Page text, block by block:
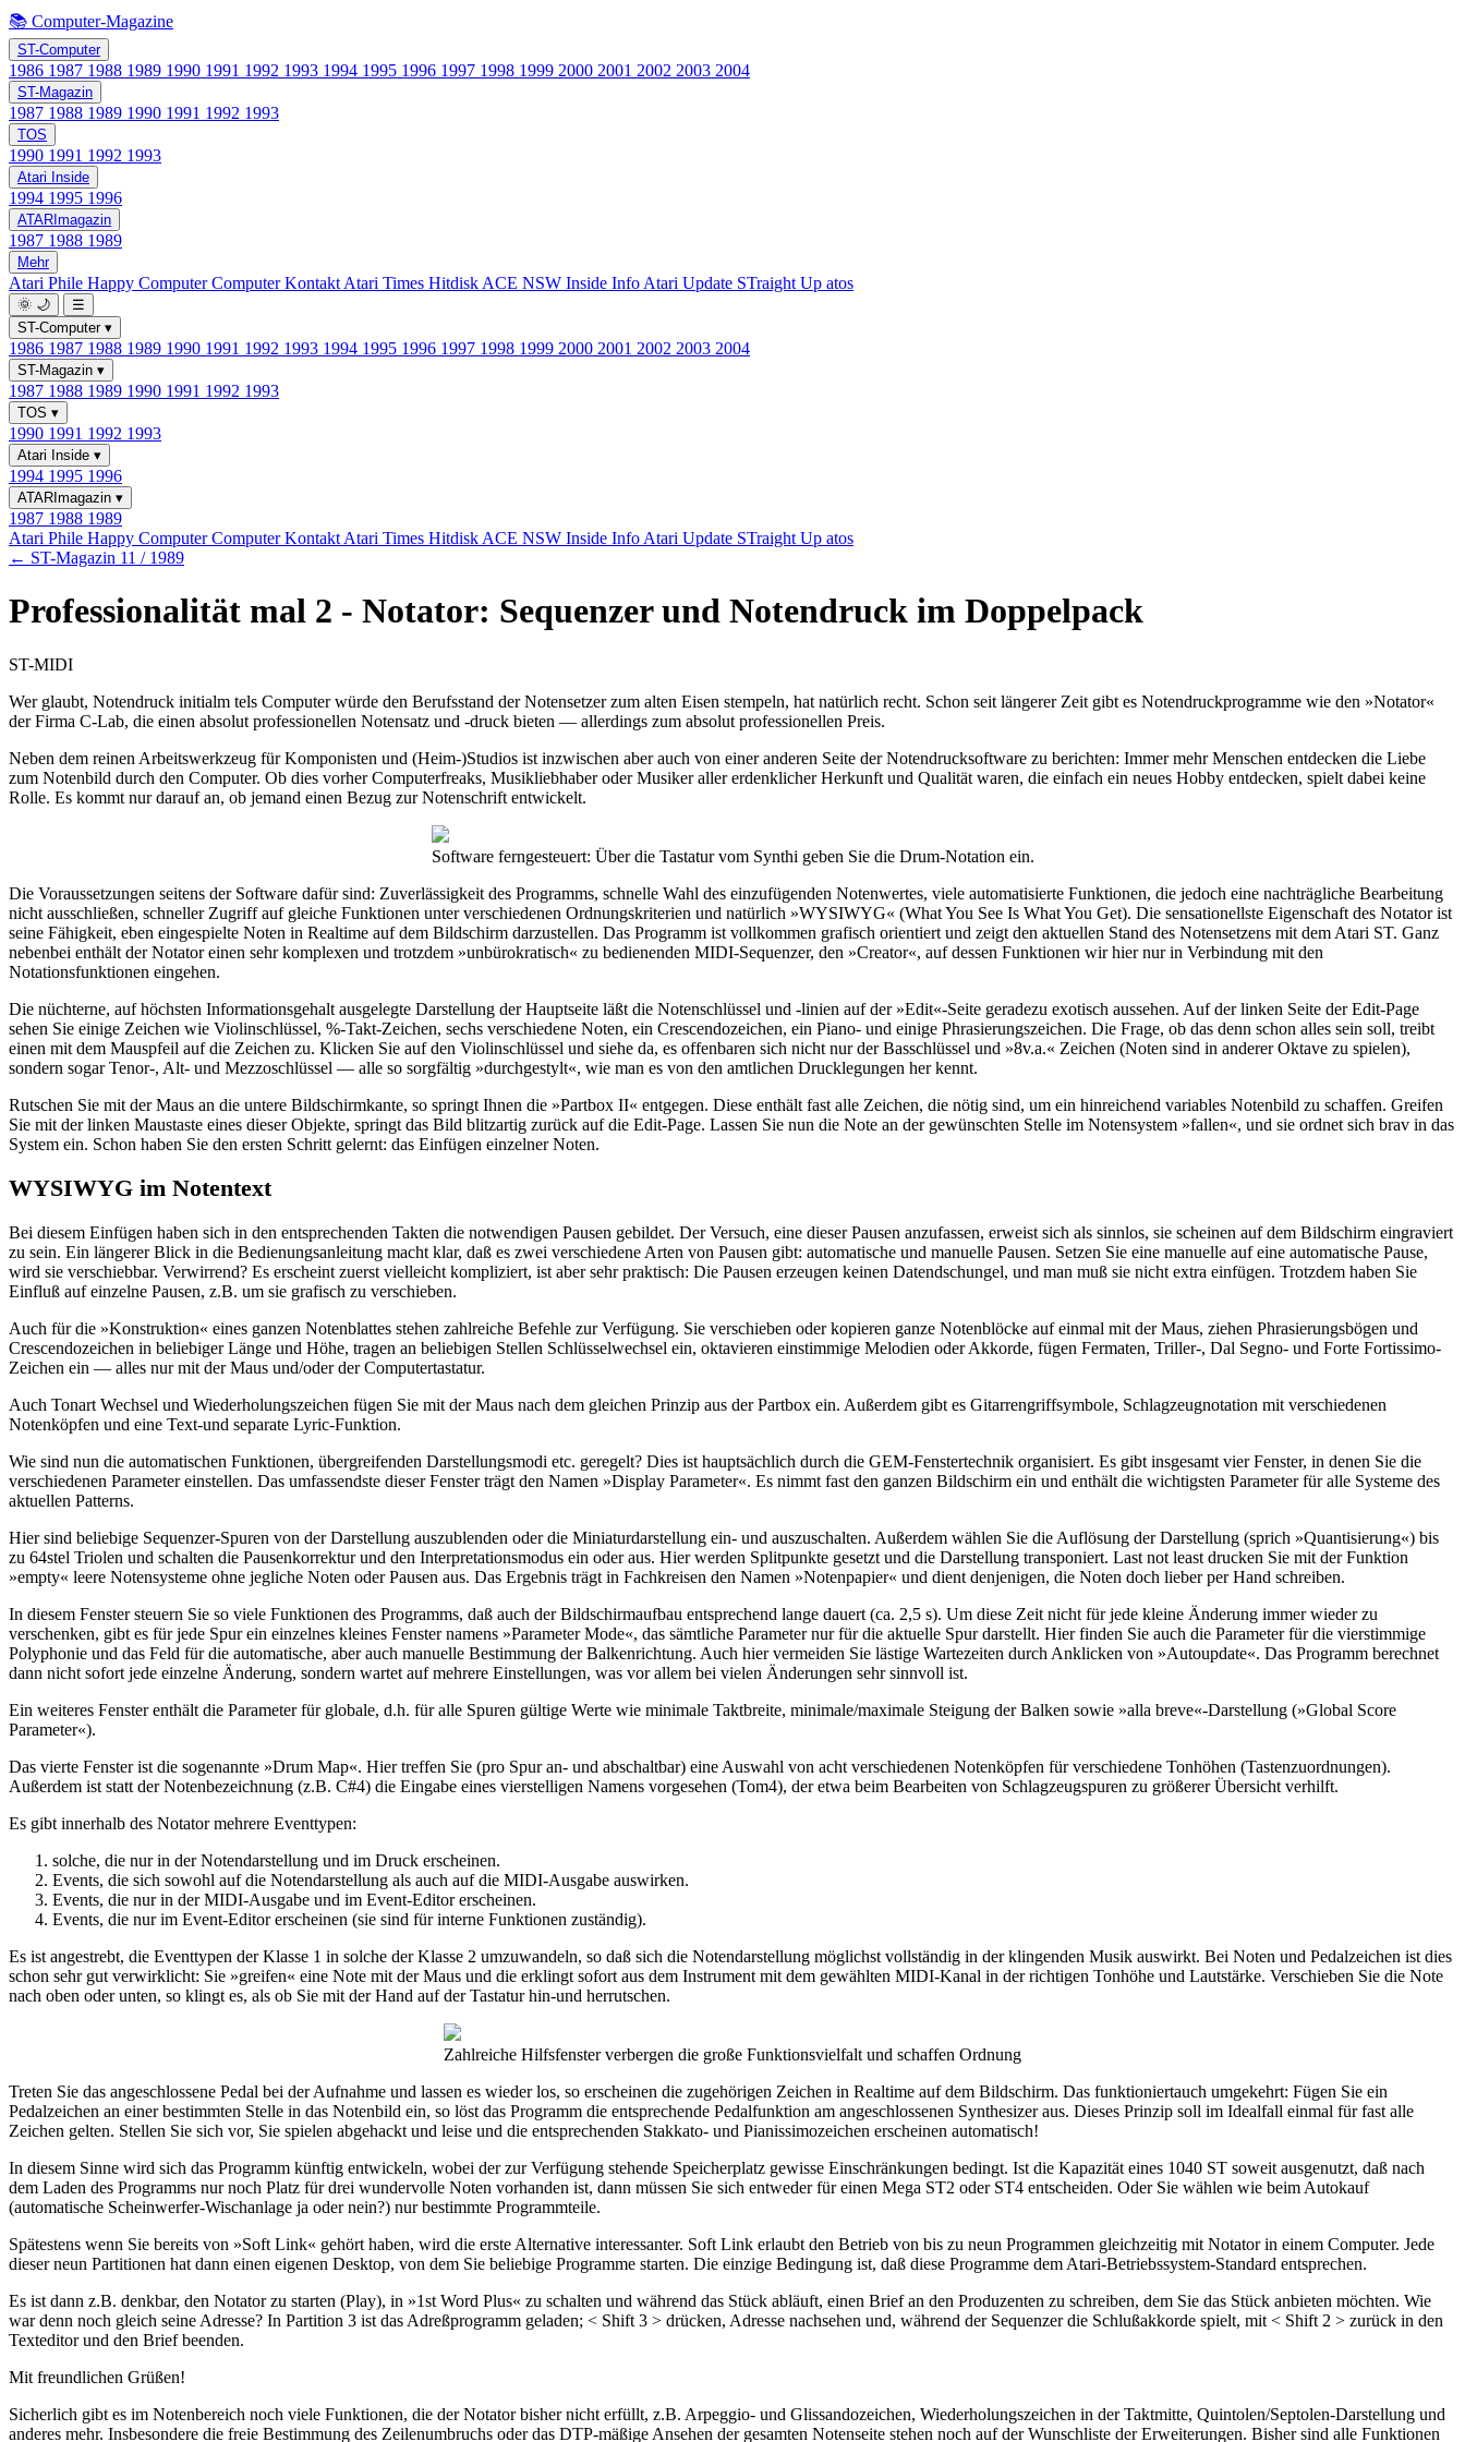
📚 Computer-Magazine
ST-Computer
1986 1987 1988 1989 1990 1991 1992 1993 1994 1995 1996 1997 1998 1999 2000 2001 2002 2003 2004
ST-Magazin
1987 1988 1989 1990 1991 1992 1993
TOS
1990 1991 1992 1993
Atari Inside
1994 1995 1996
ATARImagazin
1987 1988 1989
Mehr
Atari Phile Happy ComputerComputer Kontakt Atari Times Hitdisk ACE NSW Inside Info Atari Update STraight Up atos
🌞 🌙
☰
ST-Computer ▾
1986 1987 1988 1989 1990 1991 1992 1993 1994 1995 1996 1997 1998 1999 2000 2001 2002 2003 2004
ST-Magazin ▾
1987 1988 1989 1990 1991 1992 1993
TOS ▾
1990 1991 1992 1993
Atari Inside ▾
1994 1995 1996
ATARImagazin ▾
1987 1988 1989
Atari Phile Happy ComputerComputer Kontakt Atari Times Hitdisk ACE NSW Inside Info Atari Update STraight Up atos
← ST-Magazin 11 / 1989
Professionalität mal 2 - Notator: Sequenzer und Notendruck im Doppelpack
ST-MIDI
Wer glaubt, Notendruck initialm tels Computer würde den Berufsstand der Notensetzer zum alten Eisen stempeln, hat natürlich recht. Schon seit längerer Zeit gibt es Notendruckprogramme wie den »Notator«
der Firma C-Lab, die einen absolut professionellen Notensatz und -druck bieten — allerdings zum absolut professionellen Preis.
Neben dem reinen Arbeitswerkzeug für Komponisten und (Heim-)Studios ist inzwischen aber auch von einer anderen Seite der Notendrucksoftware zu berichten: Immer mehr Menschen entdecken die Liebe
zum Notenbild durch den Computer. Ob dies vorher Computerfreaks, Musikliebhaber oder Musiker aller erdenklicher Herkunft und Qualität waren, die einfach ein neues Hobby entdecken, spielt dabei keine
Rolle. Es kommt nur darauf an, ob jemand einen Bezug zur Notenschrift entwickelt.
Software ferngesteuert: Über die Tastatur vom Synthi geben Sie die Drum-Notation ein.
Die Voraussetzungen seitens der Software dafür sind: Zuverlässigkeit des Programms, schnelle Wahl des einzufügenden Notenwertes, viele automatisierte Funktionen, die jedoch eine nachträgliche Bearbeitung
nicht ausschließen, schneller Zugriff auf gleiche Funktionen unter verschiedenen Ordnungskriterien und natürlich »WYSIWYG« (What You See Is What You Get). Die sensationellste Eigenschaft des Notator ist
seine Fähigkeit, eben eingespielte Noten in Realtime auf dem Bildschirm darzustellen. Das Programm ist vollkommen grafisch orientiert und zeigt den aktuellen Stand des Notensetzens mit dem Atari ST. Ganz
nebenbei enthält der Notator einen sehr komplexen und trotzdem »unbürokratisch« zu bedienenden MIDI-Sequenzer, den »Creator«, auf dessen Funktionen wir hier nur in Verbindung mit den
Notationsfunktionen eingehen.
Die nüchterne, auf höchsten Informationsgehalt ausgelegte Darstellung der Hauptseite läßt die Notenschlüssel und -linien auf der »Edit«-Seite geradezu exotisch aussehen. Auf der linken Seite der Edit-Page
sehen Sie einige Zeichen wie Violinschlüssel, %-Takt-Zeichen, sechs verschiedene Noten, ein Crescendozeichen, ein Piano- und einige Phrasierungszeichen. Die Frage, ob das denn schon alles sein soll, treibt
einen mit dem Mauspfeil auf die Zeichen zu. Klicken Sie auf den Violinschlüssel und siehe da, es offenbaren sich nicht nur der Basschlüssel und »8v.a.« Zeichen (Noten sind in anderer Oktave zu spielen),
sondern sogar Tenor-, Alt- und Mezzoschlüssel — alle so sorgfältig »durchgestylt«, wie man es von den amtlichen Drucklegungen her kennt.
Rutschen Sie mit der Maus an die untere Bildschirmkante, so springt Ihnen die »Partbox II« entgegen. Diese enthält fast alle Zeichen, die nötig sind, um ein hinreichend variables Notenbild zu schaffen. Greifen
Sie mit der linken Maustaste eines dieser Objekte, springt das Bild blitzartig zurück auf die Edit-Page. Lassen Sie nun die Note an der gewünschten Stelle im Notensystem »fallen«, und sie ordnet sich brav in das
System ein. Schon haben Sie den ersten Schritt gelernt: das Einfügen einzelner Noten.
WYSIWYG im Notentext
Bei diesem Einfügen haben sich in den entsprechenden Takten die notwendigen Pausen gebildet. Der Versuch, eine dieser Pausen anzufassen, erweist sich als sinnlos, sie scheinen auf dem Bildschirm eingraviert
zu sein. Ein längerer Blick in die Bedienungsanleitung macht klar, daß es zwei verschiedene Arten von Pausen gibt: automatische und manuelle Pausen. Setzen Sie eine manuelle auf eine automatische Pause,
wird sie verschiebbar. Verwirrend? Es erscheint zuerst vielleicht kompliziert, ist aber sehr praktisch: Die Pausen erzeugen keinen Datendschungel, und man muß sie nicht extra einfügen. Trotzdem haben Sie
Einfluß auf einzelne Pausen, z.B. um sie grafisch zu verschieben.
Auch für die »Konstruktion« eines ganzen Notenblattes stehen zahlreiche Befehle zur Verfügung. Sie verschieben oder kopieren ganze Notenblöcke auf einmal mit der Maus, ziehen Phrasierungsbögen und
Crescendozeichen in beliebiger Länge und Höhe, tragen an beliebigen Stellen Schlüsselwechsel ein, oktavieren einstimmige Melodien oder Akkorde, fügen Fermaten, Triller-, Dal Segno- und Forte Fortissimo-
Zeichen ein — alles nur mit der Maus und/oder der Computertastatur.
Auch Tonart Wechsel und Wiederholungszeichen fügen Sie mit der Maus nach dem gleichen Prinzip aus der Partbox ein. Außerdem gibt es Gitarrengriffsymbole, Schlagzeugnotation mit verschiedenen
Notenköpfen und eine Text-und separate Lyric-Funktion.
Wie sind nun die automatischen Funktionen, übergreifenden Darstellungsmodi etc. geregelt? Dies ist hauptsächlich durch die GEM-Fenstertechnik organisiert. Es gibt insgesamt vier Fenster, in denen Sie die
verschiedenen Parameter einstellen. Das umfassendste dieser Fenster trägt den Namen »Display Parameter«. Es nimmt fast den ganzen Bildschirm ein und enthält die wichtigsten Parameter für alle Systeme des
aktuellen Patterns.
Hier sind beliebige Sequenzer-Spuren von der Darstellung auszublenden oder die Miniaturdarstellung ein- und auszuschalten. Außerdem wählen Sie die Auflösung der Darstellung (sprich »Quantisierung«) bis
zu 64stel Triolen und schalten die Pausenkorrektur und den Interpretationsmodus ein oder aus. Hier werden Splitpunkte gesetzt und die Darstellung transponiert. Last not least drucken Sie mit der Funktion
»empty« leere Notensysteme ohne jegliche Noten oder Pausen aus. Das Ergebnis trägt in Fachkreisen den Namen »Notenpapier« und dient denjenigen, die Noten doch lieber per Hand schreiben.
In diesem Fenster steuern Sie so viele Funktionen des Programms, daß auch der Bildschirmaufbau entsprechend lange dauert (ca. 2,5 s). Um diese Zeit nicht für jede kleine Änderung immer wieder zu
verschenken, gibt es für jede Spur ein einzelnes kleines Fenster namens »Parameter Mode«, das sämtliche Parameter nur für die aktuelle Spur darstellt. Hier finden Sie auch die Parameter für die vierstimmige
Polyphonie und das Feld für die automatische, aber auch manuelle Bestimmung der Balkenrichtung. Auch hier vermeiden Sie lästige Wartezeiten durch Anklicken von »Autoupdate«. Das Programm berechnet
dann nicht sofort jede einzelne Änderung, sondern wartet auf mehrere Einstellungen, was vor allem bei vielen Änderungen sehr sinnvoll ist.
Ein weiteres Fenster enthält die Parameter für globale, d.h. für alle Spuren gültige Werte wie minimale Taktbreite, minimale/maximale Steigung der Balken sowie »alla breve«-Darstellung (»Global Score
Parameter«).
Das vierte Fenster ist die sogenannte »Drum Map«. Hier treffen Sie (pro Spur an- und abschaltbar) eine Auswahl von acht verschiedenen Notenköpfen für verschiedene Tonhöhen (Tastenzuordnungen).
Außerdem ist statt der Notenbezeichnung (z.B. C#4) die Eingabe eines vierstelligen Namens vorgesehen (Tom4), der etwa beim Bearbeiten von Schlagzeugspuren zu größerer Übersicht verhilft.
Es gibt innerhalb des Notator mehrere Eventtypen:
solche, die nur in der Notendarstellung und im Druck erscheinen.
Events, die sich sowohl auf die Notendarstellung als auch auf die MIDI-Ausgabe auswirken.
Events, die nur in der MIDI-Ausgabe und im Event-Editor erscheinen.
Events, die nur im Event-Editor erscheinen (sie sind für interne Funktionen zuständig).
Es ist angestrebt, die Eventtypen der Klasse 1 in solche der Klasse 2 umzuwandeln, so daß sich die Notendarstellung möglichst vollständig in der klingenden Musik auswirkt. Bei Noten und Pedalzeichen ist dies
schon sehr gut verwirklicht: Sie »greifen« eine Note mit der Maus und die erklingt sofort aus dem Instrument mit dem gewählten MIDI-Kanal in der richtigen Tonhöhe und Lautstärke. Verschieben Sie die Note
nach oben oder unten, so klingt es, als ob Sie mit der Hand auf der Tastatur hin-und herrutschen.
Zahlreiche Hilfsfenster verbergen die große Funktionsvielfalt und schaffen Ordnung
Treten Sie das angeschlossene Pedal bei der Aufnahme und lassen es wieder los, so erscheinen die zugehörigen Zeichen in Realtime auf dem Bildschirm. Das funktioniertauch umgekehrt: Fügen Sie ein
Pedalzeichen an einer bestimmten Stelle in das Notenbild ein, so löst das Programm die entsprechende Pedalfunktion am angeschlossenen Synthesizer aus. Dieses Prinzip soll im Idealfall einmal für fast alle
Zeichen gelten. Stellen Sie sich vor, Sie spielen abgehackt und leise und die entsprechenden Stakkato- und Pianissimozeichen erscheinen automatisch!
In diesem Sinne wird sich das Programm künftig entwickeln, wobei der zur Verfügung stehende Speicherplatz gewisse Einschränkungen bedingt. Ist die Kapazität eines 1040 ST soweit ausgenutzt, daß nach
dem Laden des Programms nur noch Platz für drei wundervolle Noten vorhanden ist, dann müssen Sie sich entweder für einen Mega ST2 oder ST4 entscheiden. Oder Sie wählen wie beim Autokauf
(automatische Scheinwerfer-Wischanlage ja oder nein?) nur bestimmte Programmteile.
Spätestens wenn Sie bereits von »Soft Link« gehört haben, wird die erste Alternative interessanter. Soft Link erlaubt den Betrieb von bis zu neun Programmen gleichzeitig mit Notator in einem Computer. Jede
dieser neun Partitionen hat dann einen eigenen Desktop, von dem Sie beliebige Programme starten. Die einzige Bedingung ist, daß diese Programme dem Atari-Betriebssystem-Standard entsprechen.
Es ist dann z.B. denkbar, den Notator zu starten (Play), in »1st Word Plus« zu schalten und während das Stück abläuft, einen Brief an den Produzenten zu schreiben, dem Sie das Stück anbieten möchten. Wie
war denn noch gleich seine Adresse? In Partition 3 ist das Adreßprogramm geladen; < Shift 3 > drücken, Adresse nachsehen und, während der Sequenzer die Schlußakkorde spielt, mit < Shift 2 > zurück in den
Texteditor und den Brief beenden.
Mit freundlichen Grüßen!
Sicherlich gibt es im Notenbereich noch viele Funktionen, die der Notator bisher nicht erfüllt, z.B. Arpeggio- und Glissandozeichen, Wiederholungszeichen in der Taktmitte, Quintolen/Septolen-Darstellung und
anderes mehr. Insbesondere die freie Bestimmung des Zeilenumbruchs oder das DTP-mäßige Ansehen der gesamten Notenseite stehen noch auf der Wunschliste der Erweiterungen. Bisher sind alle Funktionen